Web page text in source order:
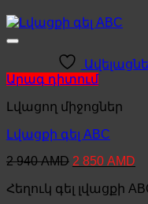
Արագ դիտում
Լվացող միջոցներ
Լվացքի գել ABC
2 940AMD Original
was:
2 850 AMD
is:
Հեղուկ գել լվացքի